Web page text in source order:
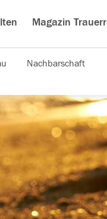
Magazin
Nachbarschaft